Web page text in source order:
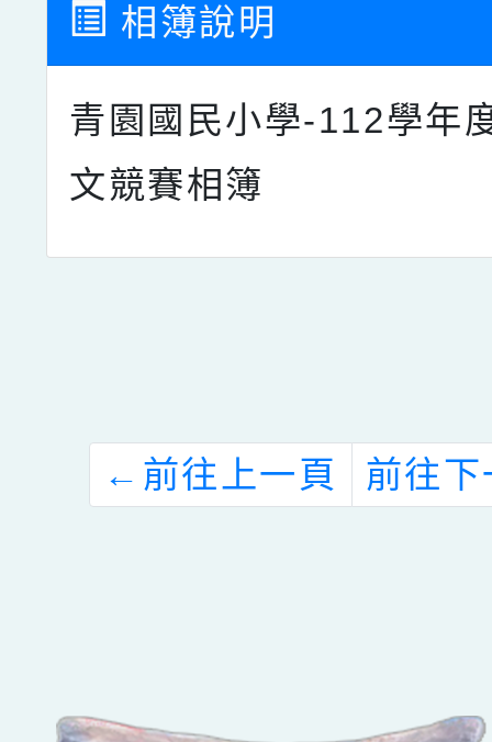
相簿說明
青園國民小學-112學年
文競賽相簿
← 前往上一頁 前往下